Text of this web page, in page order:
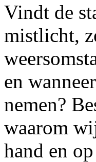
Vindt de
mistlicht,
en
nemen?
waarom
hand en